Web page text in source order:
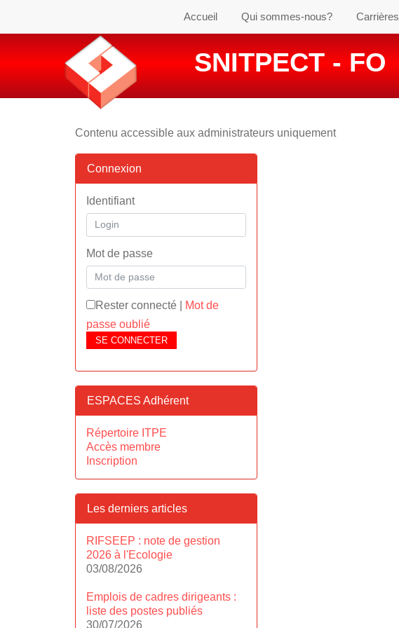
Accueil Qui sommes-nous? Carrières
SNITPECT - FO
Contenu accessible aux administrateurs uniquement
Connexion
Identifiant
Mot de passe
Rester connecté
Mot de
passe oublié
SE CONNECTER
ESPACES Adhérent
Répertoire ITPE
Accès membre
Inscription
Les derniers articles
RIFSEEP : note de gestion
2026 à l'Ecologie
03/08/2026
Emplois de cadres dirigeants :
liste des postes publiés
30/07/2026